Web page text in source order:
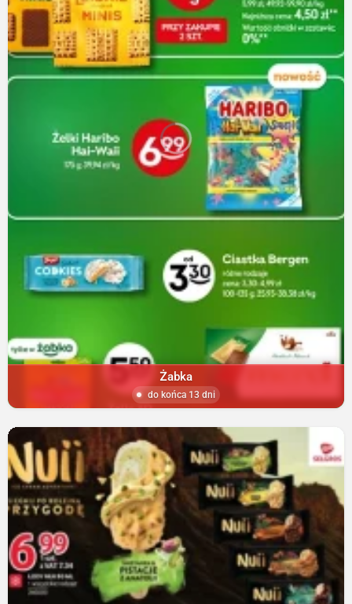
Żabka
do końca 13 dni